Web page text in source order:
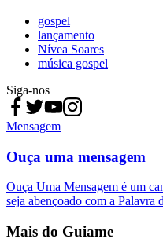
gospel
lançamento
Nívea Soares
música gospel
Siga-nos
Mensagem
Ouça uma mensagem
Ouça Uma Mensagem é um
seja abençoado com a Palavra
Mais do Guiame